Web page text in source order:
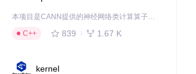
本项目是CANN提供的神经网络类计算算子库，实现网络在NPU上加速计算。
C++
839 1.67 K
kernel